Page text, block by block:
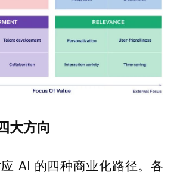
大方向
AI 的四种商业化路径。各